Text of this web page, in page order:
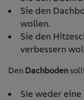
Sie den
wollen.
Sie den
verbessern
Den Dachboden
Sie weder